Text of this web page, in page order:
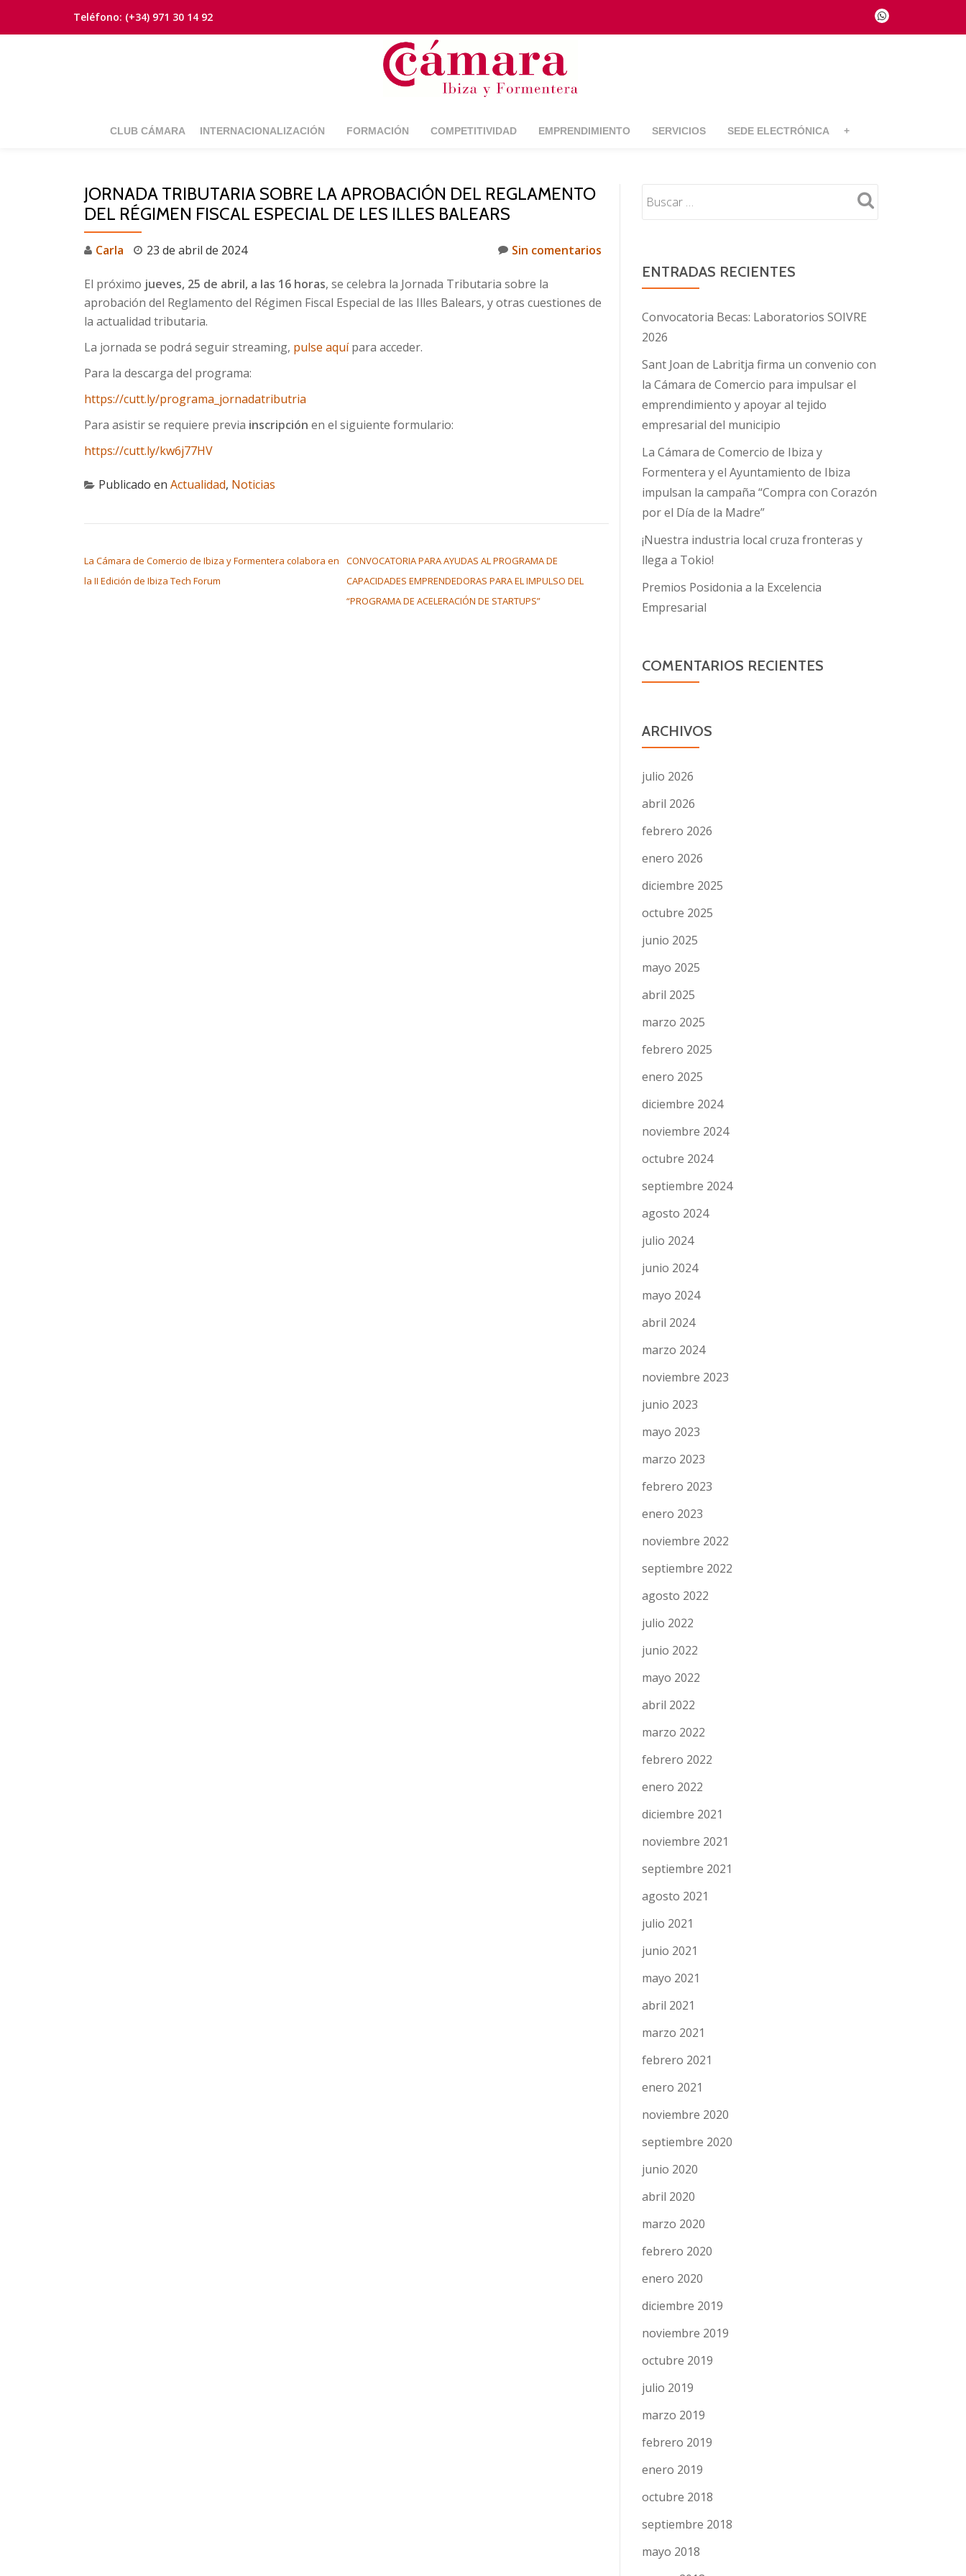
Saltar
Teléfono: (+34) 971 30 14 92
fa-
whatsapp
CLUB CÁMARA INTERNACIONALIZACIÓN FORMACIÓN COMPETITIVIDAD EMPRENDIMIENTO SERVICIOS SEDE ELECTRÓNICA +
JORNADA TRIBUTARIA SOBRE LA APROBACIÓN DEL REGLAMENTO
DEL RÉGIMEN FISCAL ESPECIAL DE LES ILLES BALEARS
Carla 23 de abril de 2024 Sin comentarios
El próximo jueves, 25 de abril, a las 16 horas, se celebra la Jornada Tributaria sobre la
aprobación del Reglamento del Régimen Fiscal Especial de las Illes Balears, y otras cuestiones de
la actualidad tributaria.
La jornada se podrá seguir streaming, pulse aquípara acceder.
Para la descarga del programa:
https://cutt.ly/programa_jornadatributria
Para asistir se requiere previa inscripción en el siguiente formulario:
https://cutt.ly/kw6j77HV
Publicado en Actualidad, Noticias
La Cámara de Comercio de Ibiza y Formentera colabora en
la II Edición de Ibiza Tech Forum
CONVOCATORIA PARA AYUDAS AL PROGRAMA DE
CAPACIDADES EMPRENDEDORAS PARA EL IMPULSO DEL
“PROGRAMA DE ACELERACIÓN DE STARTUPS”
ENTRADAS RECIENTES
Convocatoria Becas: Laboratorios SOIVRE
2026
Sant Joan de Labritja firma un convenio con
la Cámara de Comercio para impulsar el
emprendimiento y apoyar al tejido
empresarial del municipio
La Cámara de Comercio de Ibiza y
Formentera y el Ayuntamiento de Ibiza
impulsan la campaña “Compra con Corazón
por el Día de la Madre”
¡Nuestra industria local cruza fronteras y
llega a Tokio!
Premios Posidonia a la Excelencia
Empresarial
COMENTARIOS RECIENTES
ARCHIVOS
julio 2026
abril 2026
febrero 2026
enero 2026
diciembre 2025
octubre 2025
junio 2025
mayo 2025
abril 2025
marzo 2025
febrero 2025
enero 2025
diciembre 2024
noviembre 2024
octubre 2024
septiembre 2024
agosto 2024
julio 2024
junio 2024
mayo 2024
abril 2024
marzo 2024
noviembre 2023
junio 2023
mayo 2023
marzo 2023
febrero 2023
enero 2023
noviembre 2022
septiembre 2022
agosto 2022
julio 2022
junio 2022
mayo 2022
abril 2022
marzo 2022
febrero 2022
enero 2022
diciembre 2021
noviembre 2021
septiembre 2021
agosto 2021
julio 2021
junio 2021
mayo 2021
abril 2021
marzo 2021
febrero 2021
enero 2021
noviembre 2020
septiembre 2020
junio 2020
abril 2020
marzo 2020
febrero 2020
enero 2020
diciembre 2019
noviembre 2019
octubre 2019
julio 2019
marzo 2019
febrero 2019
enero 2019
octubre 2018
septiembre 2018
mayo 2018